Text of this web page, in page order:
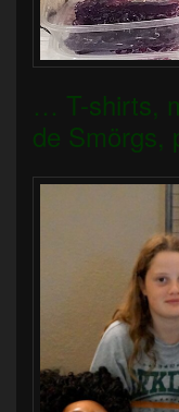
… T-shirts,
de Smörgs,